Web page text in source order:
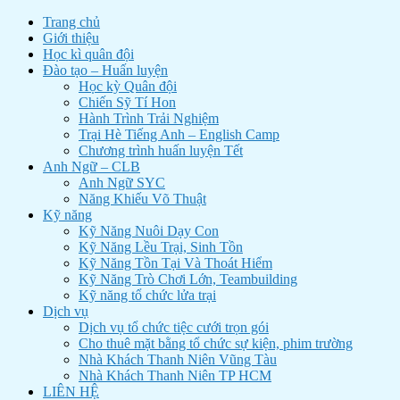
Trang chủ
Giới thiệu
Học kì quân đội
Đào tạo – Huấn luyện
Học kỳ Quân đội
Chiến Sỹ Tí Hon
Hành Trình Trải Nghiệm
Trại Hè Tiếng Anh – English Camp
Chương trình huấn luyện Tết
Anh Ngữ – CLB
Anh Ngữ SYC
Năng Khiếu Võ Thuật
Kỹ năng
Kỹ Năng Nuôi Dạy Con
Kỹ Năng Lều Trại, Sinh Tồn
Kỹ Năng Tồn Tại Và Thoát Hiểm
Kỹ Năng Trò Chơi Lớn, Teambuilding
Kỹ năng tổ chức lửa trại
Dịch vụ
Dịch vụ tổ chức tiệc cưới trọn gói
Cho thuê mặt bằng tổ chức sự kiện, phim trường
Nhà Khách Thanh Niên Vũng Tàu
Nhà Khách Thanh Niên TP HCM
LIÊN HỆ